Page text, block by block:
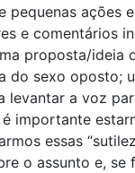
pequenas ações
e comentários
proposta/ideia
do sexo oposto;
levantar a voz
importante
essas
o assunto e, se